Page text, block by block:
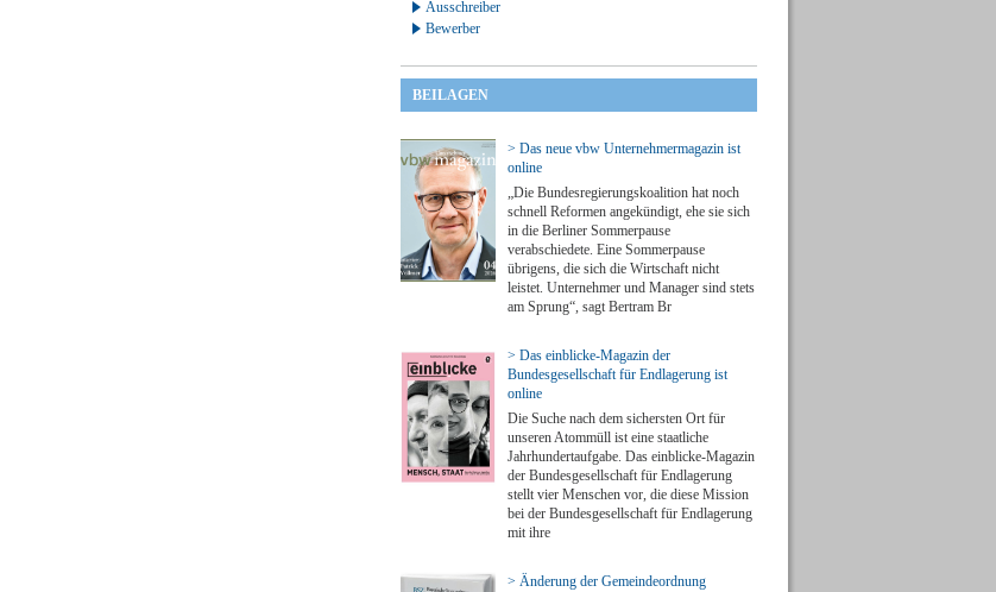
Ausschreiber
Bewerber
BEILAGEN
> Das neue vbw Unternehmermagazin ist
online
„Die Bundesregierungskoalition hat noch
schnell Reformen angekündigt, ehe sie sich
in die Berliner Sommerpause
verabschiedete. Eine Sommerpause
übrigens, die sich die Wirtschaft nicht
leistet. Unternehmer und Manager sind stets
am Sprung“, sagt Bertram Br
> Das einblicke-Magazin der
Bundesgesellschaft für Endlagerung ist
online
Die Suche nach dem sichersten Ort für
unseren Atommüll ist eine staatliche
Jahrhundertaufgabe. Das einblicke-Magazin
der Bundesgesellschaft für Endlagerung
stellt vier Menschen vor, die diese Mission
bei der Bundesgesellschaft für Endlagerung
mit ihre
> Änderung der Gemeindeordnung